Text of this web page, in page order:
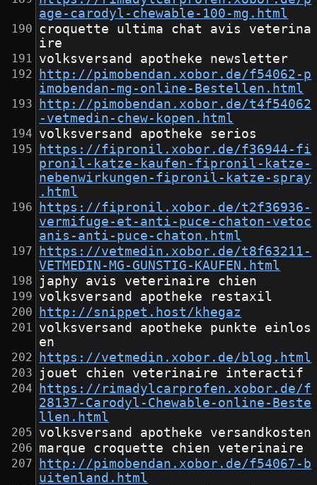
age-carodyl-chewable-100-mg.html
croquette ultima chat avis veterina
ire
volksversand apotheke newsletter
http://pimobendan.xobor.de/f54062-p
imobendan-mg-online-Bestellen.html
http://pimobendan.xobor.de/t4f54062
-vetmedin-chew-kopen.html
volksversand apotheke serios
https://fipronil.xobor.de/f36944-fi
pronil-katze-kaufen-fipronil-katze-
nebenwirkungen-fipronil-katze-spray
.html
https://fipronil.xobor.de/t2f36936-
vermifuge-et-anti-puce-chaton-vetoc
anis-anti-puce-chaton.html
https://vetmedin.xobor.de/t8f63211-
VETMEDIN-MG-GUNSTIG-KAUFEN.html
japhy avis veterinaire chien
volksversand apotheke restaxil
http://snippet.host/khegaz
volksversand apotheke punkte einlos
en
https://vetmedin.xobor.de/blog.html
jouet chien veterinaire interactif
https://rimadylcarprofen.xobor.de/f
28137-Carodyl-Chewable-online-Beste
llen.html
volksversand apotheke versandkosten
marque croquette chien veterinaire
http://pimobendan.xobor.de/f54067-b
uitenland.html